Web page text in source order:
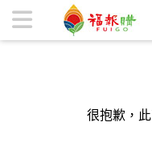
福報購蔬食購物商城，台
商城 |
很抱歉，